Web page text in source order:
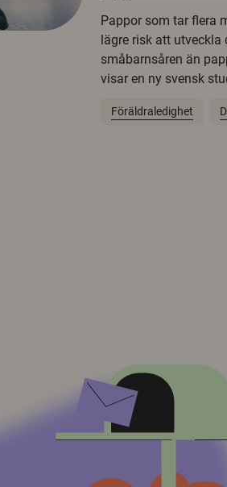
Pappor som tar flera
lägre risk att utveckla
småbarnsåren än
visar en ny svensk
Föräldraledighet